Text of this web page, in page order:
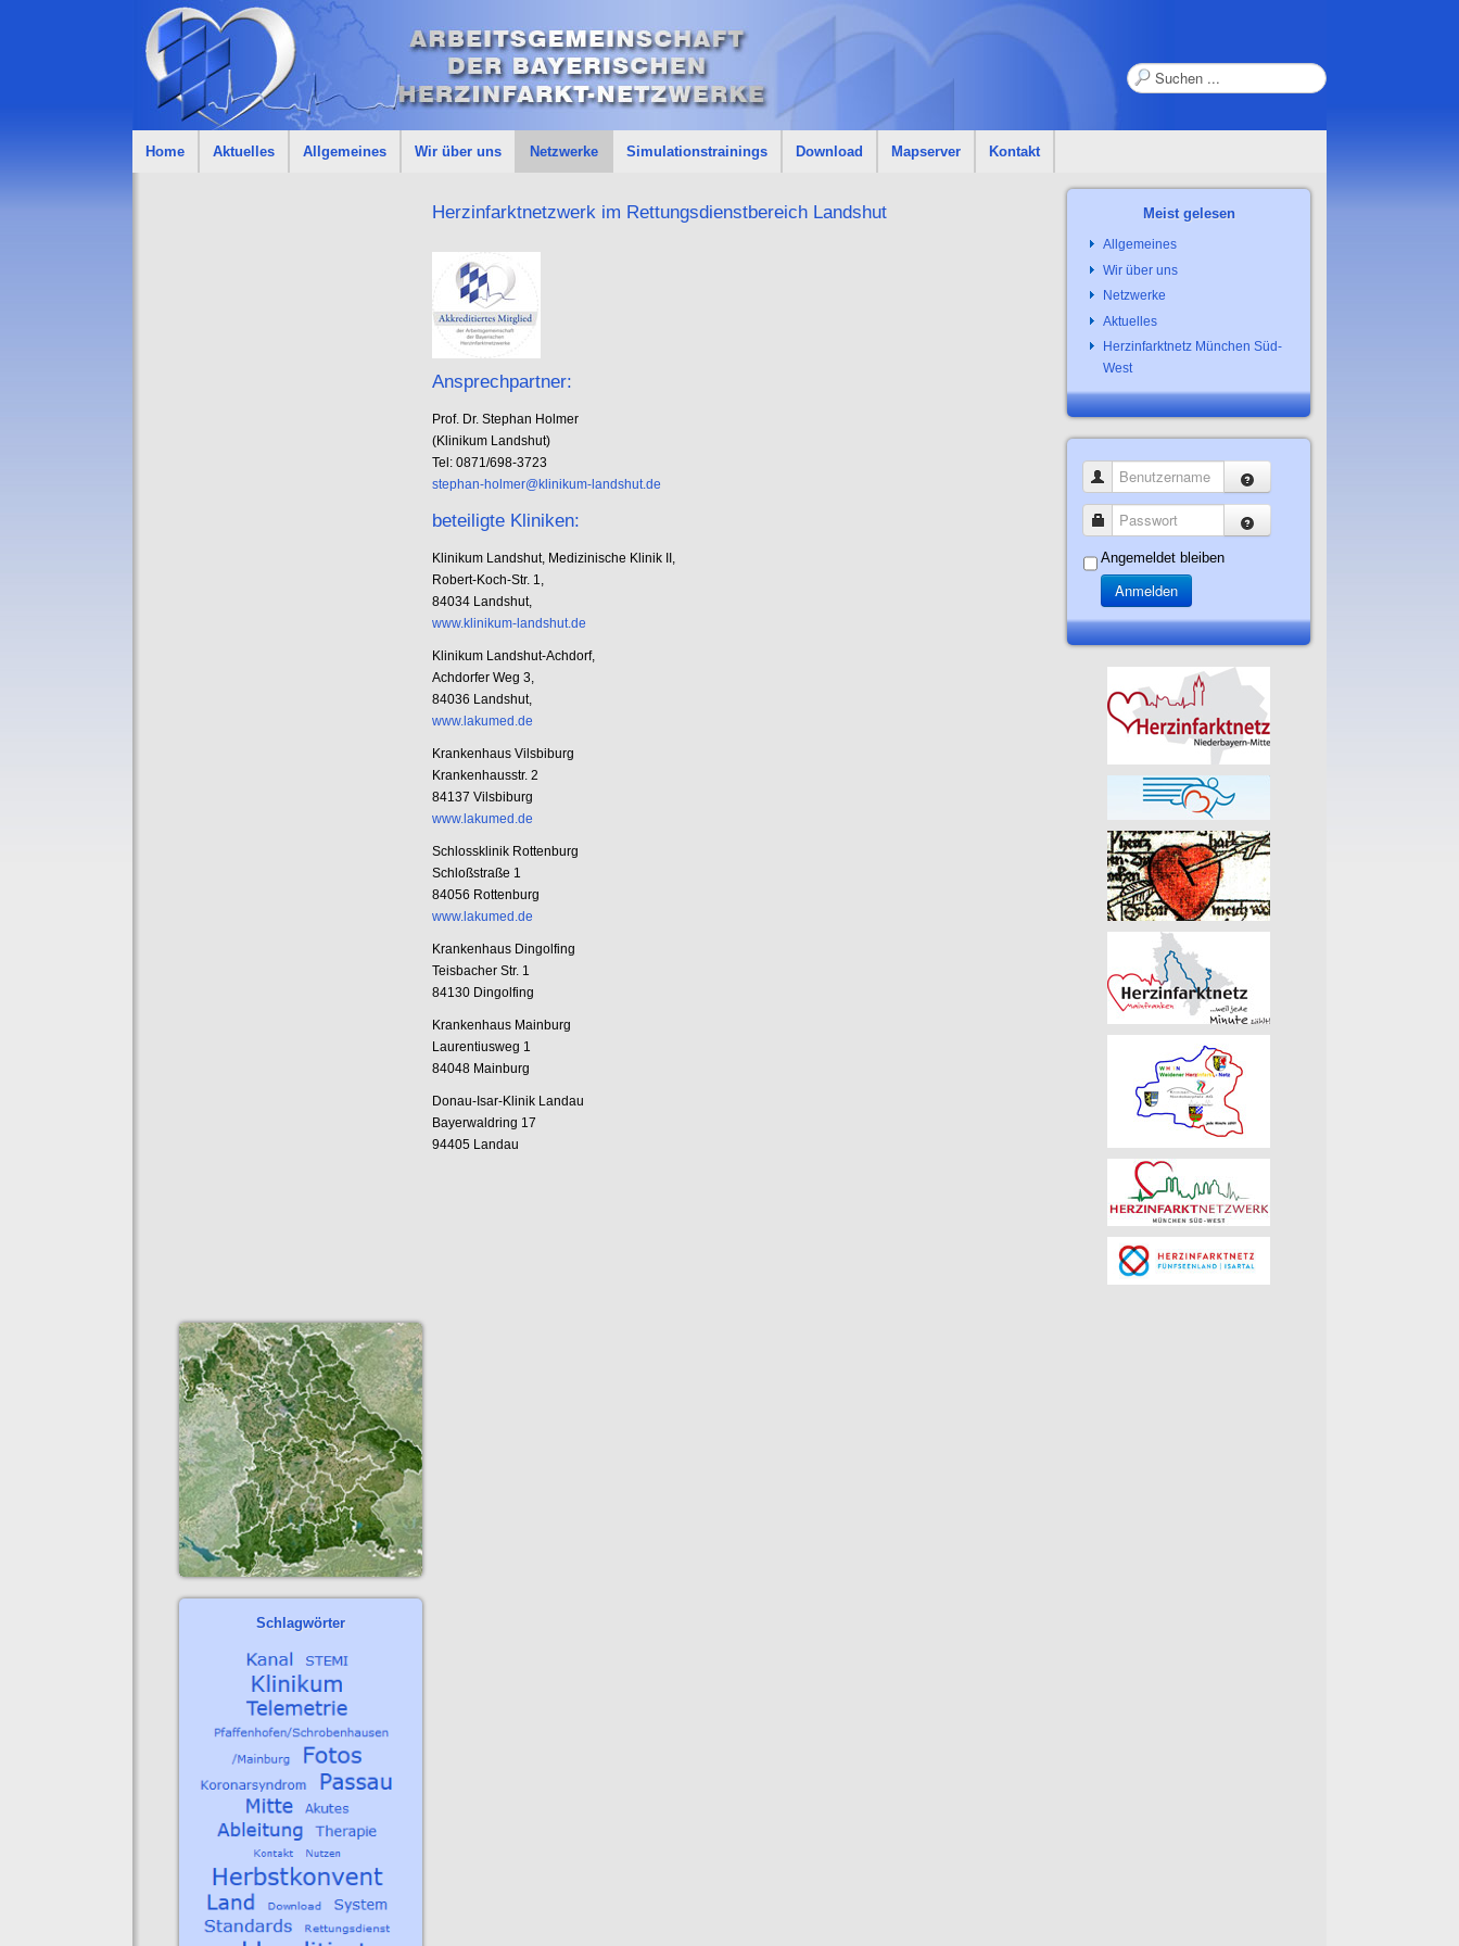
Suchen
...
Home Aktuelles Allgemeines Wir über uns Netzwerke Simulationstrainings Download Mapserver Kontakt
Herzinfarktnetzwerk im Rettungsdienstbereich Landshut
Ansprechpartner:
Prof. Dr. Stephan Holmer
(Klinikum Landshut)
Tel: 0871/698-3723
stephan-holmer@klinikum-landshut.de
beteiligte Kliniken:
Klinikum Landshut, Medizinische Klinik II,
Robert-Koch-Str. 1,
84034 Landshut,
www.klinikum-landshut.de
Klinikum Landshut-Achdorf,
Achdorfer Weg 3,
84036 Landshut,
www.lakumed.de
Krankenhaus Vilsbiburg
Krankenhausstr. 2
84137 Vilsbiburg
www.lakumed.de
Schlossklinik Rottenburg
Schloßstraße 1
84056 Rottenburg
www.lakumed.de
Krankenhaus Dingolfing
Teisbacher Str. 1
84130 Dingolfing
Krankenhaus Mainburg
Laurentiusweg 1
84048 Mainburg
Donau-Isar-Klinik Landau
Bayerwaldring 17
94405 Landau
Meist gelesen
Allgemeines
Wir über uns
Netzwerke
Aktuelles
Herzinfarktnetz München Süd-
West
Benutzername
Passwort
Angemeldet bleiben
Anmelden
Schlagwörter